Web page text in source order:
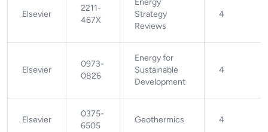
Elsevier
2211-
467X
Energy
Strategy
Reviews
4
Elsevier
0973-
0826
Energy for
Sustainable
Development
4
Elsevier
0375-
6505
Geothermics 4